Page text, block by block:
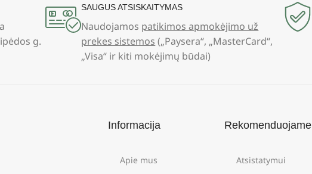
g.
SAUGUS ATSISKAITYMAS
Naudojamos patikimos apmokėjimo už
prekes sistemos („Paysera“, „MasterCard“,
„Visa“ ir kiti mokėjimų būdai)
Informacija
Apie mus
Rekomenduojame
Atsistatymui